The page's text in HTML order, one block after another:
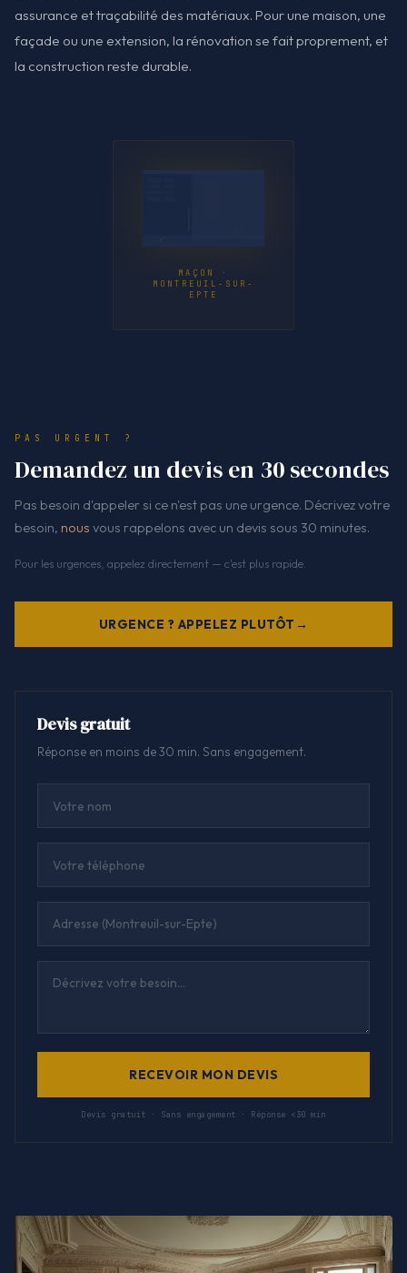
assurance et traçabilité des matériaux. Pour une maison, une
façade ou une extension, la rénovation se fait proprement, et
la construction reste durable.
MAÇON ·
MONTREUIL-SUR-
EPTE
PAS URGENT ?
Demandez un devis en 30 secondes
Pas besoin d'appeler si ce n'est pas une urgence. Décrivez votre
besoin, nous vous rappelons avec un devis sous 30 minutes.
Pour les urgences, appelez directement — c'est plus rapide.
URGENCE ? APPELEZ PLUTÔT
Devis gratuit
Réponse en moins de 30 min. Sans engagement.
RECEVOIR MON DEVIS
Devis gratuit · Sans engagement · Réponse <30 min